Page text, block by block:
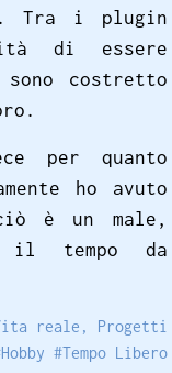
Tra i plugin
di essere
costretto
per quanto
ho avuto
è un male,
il tempo da
reale , Progetti
Hobby #Tempo Libero